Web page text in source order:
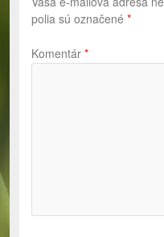
polia sú označené *
Komentár *